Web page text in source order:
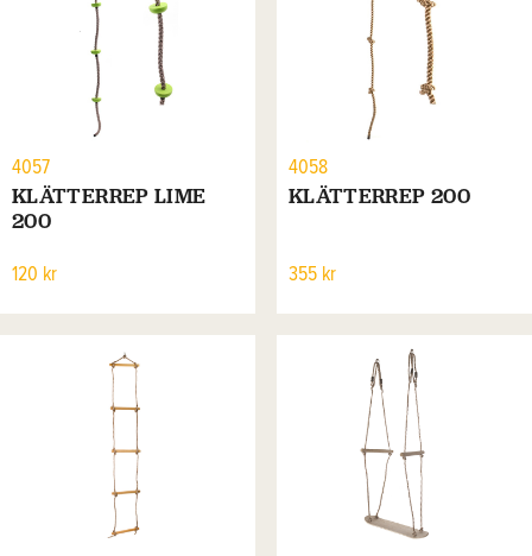
4057
KLÄTTERREP LIME
200
120 kr
4058
KLÄTTERREP 200
355 kr